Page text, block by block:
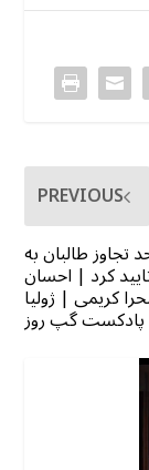
PREVIOUS
تجاوز طالبان به
کرد | احسان
کریمی | ژولیا
گپ روز